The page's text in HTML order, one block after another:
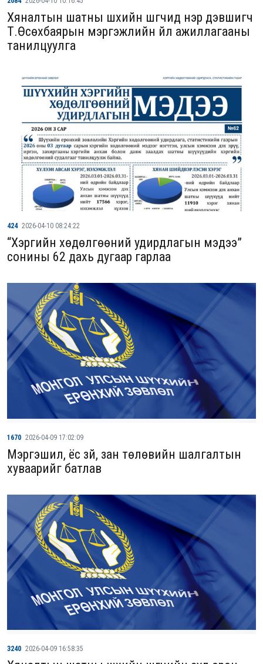
Хяналтын шатны шүүхийн шүүгчид нэр дэвшигч
Т.Өсөхбаярын мэргэжлийн үйл ажиллагааны
танилцуулга
424 2026-04-10 08:24:22
“Хэргийн хөдөлгөөний удирдлагын мэдээ”
сонины 62 дахь дугаар гарлаа
1670 2026-04-09 17:02:09
Мэргэшил, ёс зүй, зан төлөвийн шалгалтын
хуваарийг батлав
3240 2026-04-09 16:58:35